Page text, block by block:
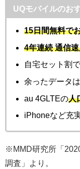
UQモバイルのお
15日間無料で
4年連続 通信
自宅セット割
余ったデータ
au 4GLTEの人
iPhoneなど充
※MMD研究所「
調査」より。